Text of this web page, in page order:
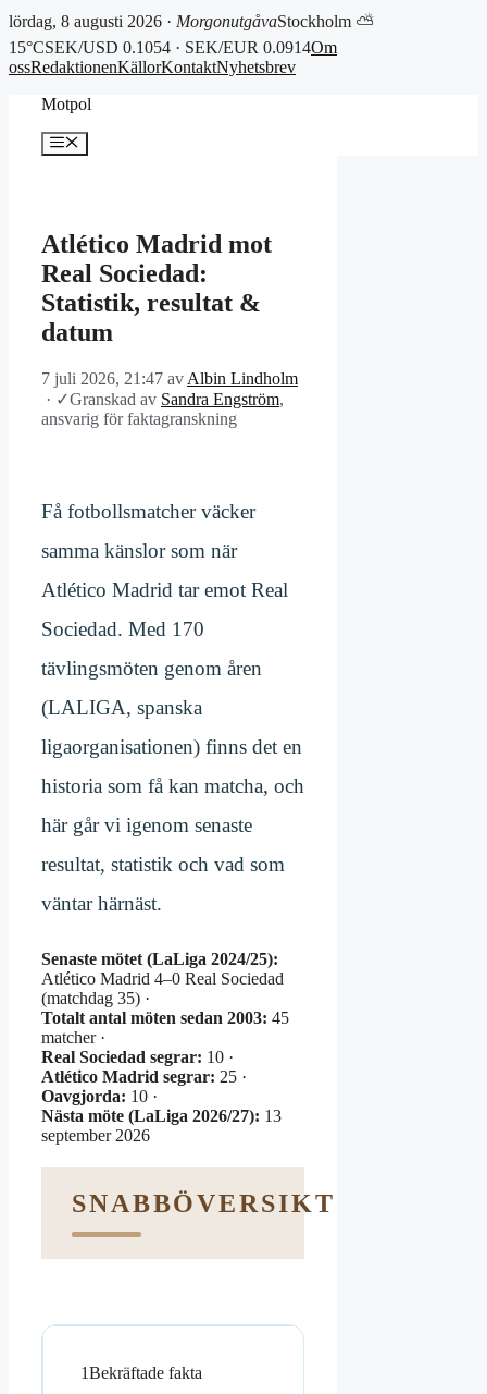
lördag, 8 augusti 2026 · MorgonutgåvaStockholm ⛅
15°CSEK/USD 0.1054 · SEK/EUR 0.0914Om
ossRedaktionenKällorKontaktNyhetsbrev
Motpol
Meny
Atlético Madrid mot
Real Sociedad:
Statistik, resultat &
datum
7 juli 2026, 21:47 av Albin Lindholm
· ✓Granskad av Sandra Engström,
ansvarig för faktagranskning
Få fotbollsmatcher väcker
samma känslor som när
Atlético Madrid tar emot Real
Sociedad. Med 170
tävlingsmöten genom åren
(LALIGA, spanska
ligaorganisationen) finns det en
historia som få kan matcha, och
här går vi igenom senaste
resultat, statistik och vad som
väntar härnäst.
Senaste mötet (LaLiga 2024/25):
Atlético Madrid 4–0 Real Sociedad
(matchdag 35) ·
Totalt antal möten sedan 2003: 45
matcher ·
Real Sociedad segrar: 10 ·
Atlético Madrid segrar: 25 ·
Oavgjorda: 10 ·
Nästa möte (LaLiga 2026/27): 13
september 2026
SNABBÖVERSIKT
1Bekräftade fakta